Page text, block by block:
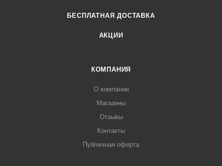
БЕСПЛАТНАЯ ДОСТАВКА
АКЦИИ
КОМПАНИЯ
О компании
Магазины
Отзывы
Контакты
Публичная оферта